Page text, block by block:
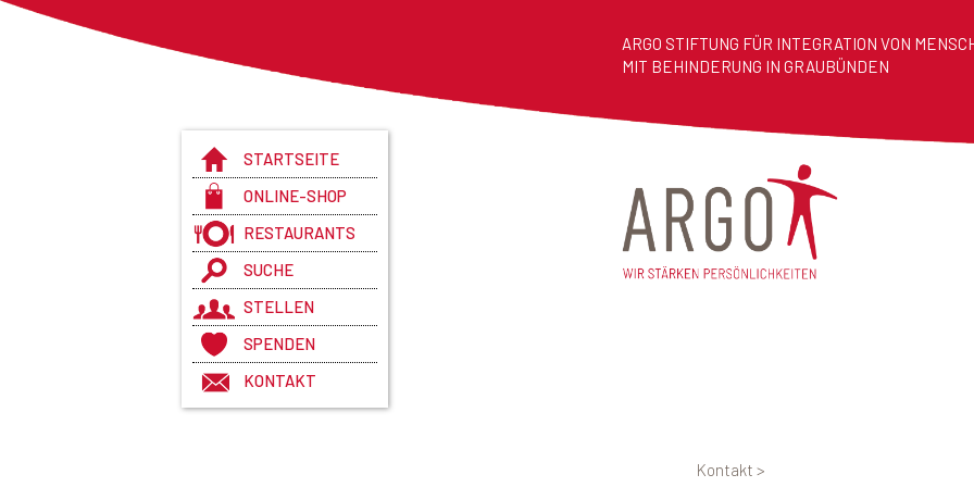
ARGO STIFTUNG FÜR INTEGRATION VON
MIT BEHINDERUNG IN GRAUBÜNDEN
STARTSEITE
ONLINE-SHOP
RESTAURANTS
SUCHE
STELLEN
SPENDEN
KONTAKT
Kontakt >